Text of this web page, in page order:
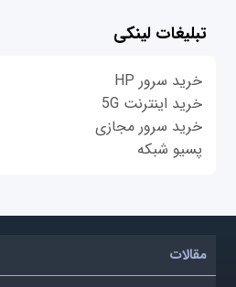
تبلیغات لینکی
خرید سرور HP
خرید اینترنت 5G
خرید سرور مجازی
پسیو شبکه
مقالات